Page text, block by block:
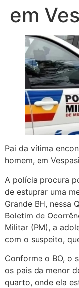
em
Pai da vítima
homem, em
A polícia procura
de estuprar uma
Grande BH, nessa
Boletim de
Militar (PM), a
com o suspeito,
Conforme o BO, o
os pais da menor
quarto, onde ela